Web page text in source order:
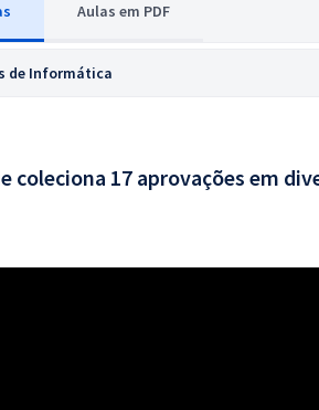
Aulas em PDF
de Informática
coleciona 17 aprovações em